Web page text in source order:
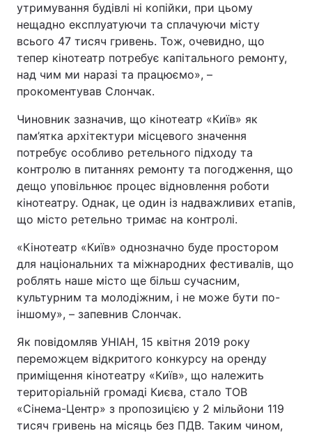
утримування будівлі ні копійки, при цьому
нещадно експлуатуючи та сплачуючи місту
всього 47 тисяч гривень. Тож, очевидно, що
тепер кінотеатр потребує капітального ремонту,
над чим ми наразі та працюємо», –
прокоментував Слончак.
Чиновник зазначив, що кінотеатр «Київ» як
пам’ятка архітектури місцевого значення
потребує особливо ретельного підходу та
контролю в питаннях ремонту та погодження, що
дещо уповільнює процес відновлення роботи
кінотеатру. Однак, це один із надважливих етапів,
що місто ретельно тримає на контролі.
«Кінотеатр «Київ» однозначно буде простором
для національних та міжнародних фестивалів, що
роблять наше місто ще більш сучасним,
культурним та молодіжним, і не може бути по-
іншому», – запевнив Слончак.
Як повідомляв УНІАН, 15 квітня 2019 року
переможцем відкритого конкурсу на оренду
приміщення кінотеатру «Київ», що належить
територіальній громаді Києва, стало ТОВ
«Сінема-Центр» з пропозицією у 2 мільйони 119
тисяч гривень на місяць без ПДВ. Таким чином,